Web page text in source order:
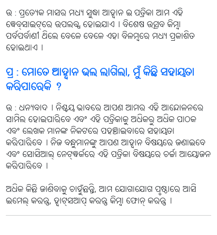
ଉ : ପ୍ରତ୍ୟେକ ମାସର ମଧ୍ୟ ସୁଦ୍ଧା ଆହ୍ବାନ ଇ-ପତ୍ରିକା ଆମ ଏହି
ୱେବ୍‌ସାଇଟ୍‌ରେ ଉପଲବ୍ଧ ହୋଇଯାଏ୤ ବିଶେଷ ଉତ୍ସବ କିମ୍ବା
ପର୍ବପର୍ବାଣୀ ଥିଲେ ବେଳେ ବେଳେ ଏହା ବିଳମ୍ବରେ ମଧ୍ୟ ପ୍ରକାଶିତ
ହୋଇଥାଏ୤
ପ୍ର : ମୋତେ ଆହ୍ବାନ ଭଲ ଲାଗିଲା, ମୁଁ କିଛି ସହାୟତା
କରିପାରେକି ?
ଉ : ଧନ୍ୟବାଦ୤ ନିଶ୍ଚୟ ଭାବରେ ଆପଣ ଆମର ଏହି ଆନ୍ଦୋଳନରେ
ସାମିଲ ହୋଇପାରିବେ ଏବଂ ଏହି ପତ୍ରିକାକୁ ଅଧିକରୁ ଅଧିକ ପାଠକ
ଏବଂ ଲେଖକ ମାନଙ୍କ ନିକଟରେ ପହଞ୍ଚାଇବାରେ ସହାୟତା
କରିପାରିବେ୤ ନିଜ ବନ୍ଧୁମାନଙ୍କୁ ଆପଣ ଆହ୍ବାନ ବିଷୟରେ ଜଣାଇବେ
ଏବଂ ସୋସିଆଲ୍ ନେଟ୍‌ୱର୍କରେ ଏହି ପତ୍ରିକା ବିଷୟରେ ଚର୍ଚ୍ଚା ଆୟୋଜନ
କରିପାରିବେ୤
ଅଧିକ କିଛି ଜାଣିବାକୁ ଚାହୁଁଛନ୍ତି, ଆମ ଯୋଗାଯୋଗ ପୃଷ୍ଠାରେ ଆସି
ଇମେଲ୍ କରନ୍ତୁ, ହ୍ବାଟ୍‌ସଆପ୍ କରନ୍ତୁ କିମ୍ବା ଫୋନ୍ କରନ୍ତୁ୤